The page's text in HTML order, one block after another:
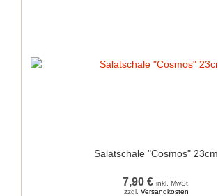
Salatschale "Cosmos" 23cm
7,90 € inkl. MwSt.
zzgl. Versandkosten